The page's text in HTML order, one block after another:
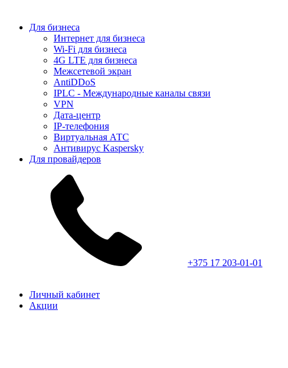
Для бизнеса
Интернет для бизнеса
Wi-Fi для бизнеса
4G LTE для бизнеса
Межсетевой экран
AntiDDoS
IPLC - Международные каналы связи
VPN
Дата-центр
IP-телефония
Виртуальная АТС
Антивирус Kaspersky
Для провайдеров
+375 17 203-01-01
Личный кабинет
Акции